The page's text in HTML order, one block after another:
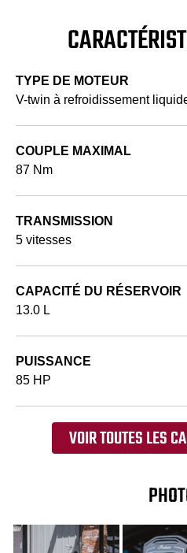
TYPE DE MOTEUR
V-twin à refroidissement
COUPLE MAXIMAL
87 Nm
TRANSMISSION
5 vitesses
CAPACITÉ DU RÉSERVOIR
13.0 L
PUISSANCE
85 HP
VOIR TOUTES LES